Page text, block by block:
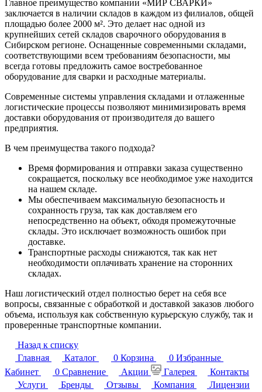
Главное преимущество компании «МИР СВАРКИ»
заключается в наличии складов в каждом из филиалов, общей
площадью более 2000 м². Это делает нас одной из
крупнейших сетей складов сварочного оборудования в
Сибирском регионе. Оснащенные современными складами,
соответствующими всем требованиям безопасности, мы
всегда готовы предложить самое востребованное
оборудование для сварки и расходные материалы.
Современные системы управления складами и отлаженные
логистические процессы позволяют минимизировать время
доставки оборудования от производителя до вашего
предприятия.
В чем преимущества такого подхода?
Время формирования и отправки заказа существенно
сокращается, поскольку все необходимое уже находится
на нашем складе.
Мы обеспечиваем максимальную безопасность и
сохранность груза, так как доставляем его
непосредственно на объект, обходя промежуточные
склады. Это исключает возможность ошибок при
доставке.
Транспортные расходы снижаются, так как нет
необходимости оплачивать хранение на сторонних
складах.
Наш логистический отдел полностью берет на себя все
вопросы, связанные с обработкой и доставкой заказов любого
объема, используя как собственную курьерскую службу, так и
проверенные транспортные компании.
Назад к списку
Главная
Каталог 0 Корзина 0 Избранные
Кабинет
0 Сравнение Акции Галерея
Контакты
Услуги
Бренды Отзывы Компания
Лицензии